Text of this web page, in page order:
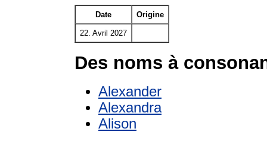
Date Origine
22. Avril 2027
Des noms à
Alexander
Alexandra
Alison